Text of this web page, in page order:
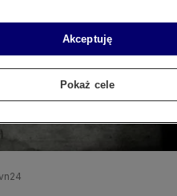
Akceptuję
Pokaż cele